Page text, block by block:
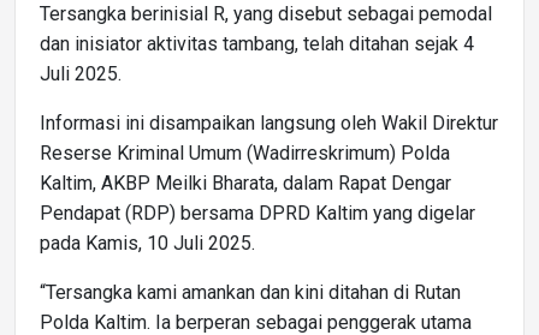
Tersangka berinisial R, yang disebut sebagai pemodal
dan inisiator aktivitas tambang, telah ditahan sejak 4
Juli 2025.
Informasi ini disampaikan langsung oleh Wakil Direktur
Reserse Kriminal Umum (Wadirreskrimum) Polda
Kaltim, AKBP Meilki Bharata, dalam Rapat Dengar
Pendapat (RDP) bersama DPRD Kaltim yang digelar
pada Kamis, 10 Juli 2025.
“Tersangka kami amankan dan kini ditahan di Rutan
Polda Kaltim. Ia berperan sebagai penggerak utama